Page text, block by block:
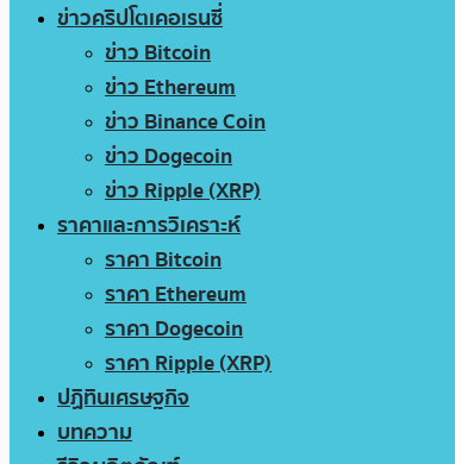
ข่าวคริปโตเคอเรนซี่
ข่าว Bitcoin
ข่าว Ethereum
ข่าว Binance Coin
ข่าว Dogecoin
ข่าว Ripple (XRP)
ราคาและการวิเคราะห์
ราคา Bitcoin
ราคา Ethereum
ราคา Dogecoin
ราคา Ripple (XRP)
ปฏิทินเศรษฐกิจ
บทความ